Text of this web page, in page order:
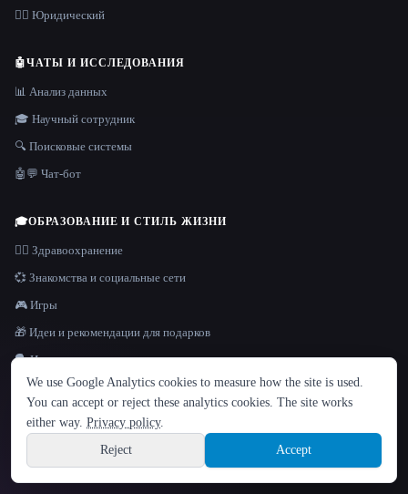
ЯЗЫК
English español Français Русский 简体中文
Hindi
Sign up
👩‍⚖️ Юридический
🤖ЧАТЫ И ИССЛЕДОВАНИЯ
📊 Анализ данных
🎓 Научный сотрудник
🔍 Поисковые системы
🤖💬 Чат-бот
🎓ОБРАЗОВАНИЕ И СТИЛЬ ЖИЗНИ
👩‍⚕️ Здравоохранение
💞 Знакомства и социальные сети
🎮 Игры
🎁 Идеи и рекомендации для подарков
🗣️ Изучение языка
💘 Профиль знакомств и линия самовывоза
🎲 Развлечения и новинки
🔮 Таро и гадание с искусственным интеллектом
🎓 Учеба и репетитор
We use Google Analytics cookies to measure how the site is used.
You can accept or reject these analytics cookies. The site works
either way. Privacy policy.
Reject
Accept